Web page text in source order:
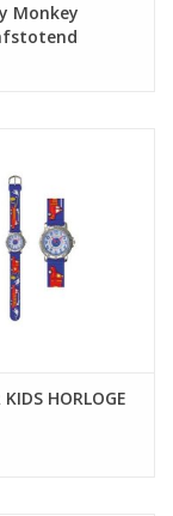
Monkey
- zwart
KIDS HORLOGE